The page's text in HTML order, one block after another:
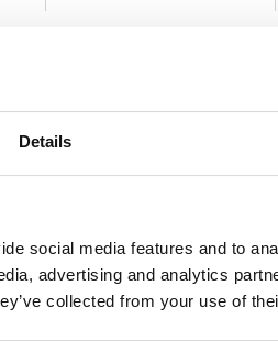
Details
social media features and to
advertising and analytics
collected from your use of
Vybrať kurz